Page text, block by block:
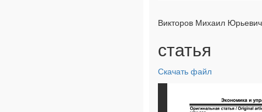
Викторов Михаил Юрьевич
статья
Скачать файл